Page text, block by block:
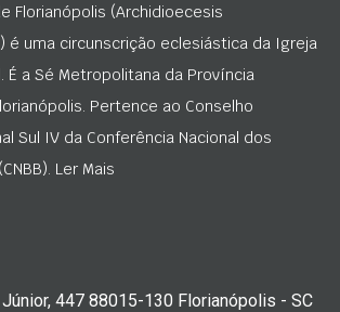
Florianópolis (Archidioecesis
é uma circunscrição eclesiástica da Igreja
É a Sé Metropolitana da Província
Pertence ao Conselho
Sul IV da Conferência Nacional dos
Ler Mais
447 88015-130 Florianópolis - SC